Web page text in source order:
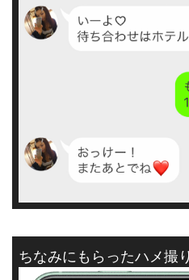
ちなみにもらったハメ撮り